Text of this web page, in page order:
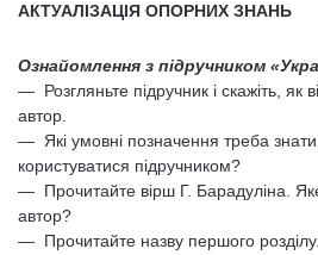
АКТУАЛІЗАЦІЯ ОПОРНИХ ЗНАНЬ
Ознайомлення з підручником
— Розгляньте підручник і скажіть, як
автор.
— Які умовні позначення треба
користуватися підручником?
— Прочитайте вірш Г. Барадуліна.
автор?
— Прочитайте назву першого розділу.